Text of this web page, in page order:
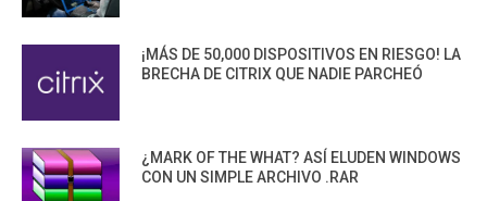
¡MÁS DE 50,000 DISPOSITIVOS EN RIESGO! LA
BRECHA DE CITRIX QUE NADIE PARCHEÓ
¿MARK OF THE WHAT? ASÍ ELUDEN WINDOWS
CON UN SIMPLE ARCHIVO .RAR